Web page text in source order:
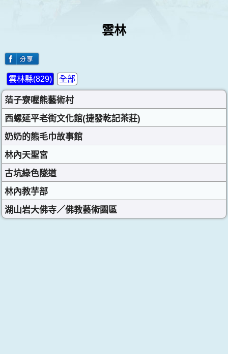
雲林
全部
雲林縣(829)
萡子寮喔熊藝術村
西螺延平老街文化館(捷發乾記茶莊)
奶奶的熊毛巾故事館
林內天聖宮
古坑綠色隧道
林內教芋部
湖山岩大佛寺／佛教藝術園區